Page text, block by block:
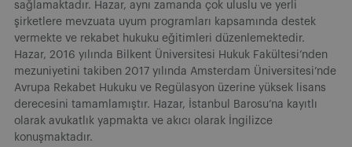
sağlamaktadır. Hazar, aynı zamanda çok uluslu ve yerli
şirketlere mevzuata uyum programları kapsamında destek
vermekte ve rekabet hukuku eğitimleri düzenlemektedir.
Hazar, 2016 yılında Bilkent Üniversitesi Hukuk Fakültesi’nden
mezuniyetini takiben 2017 yılında Amsterdam Üniversitesi’nde
Avrupa Rekabet Hukuku ve Regülasyon üzerine yüksek lisans
derecesini tamamlamıştır. Hazar, İstanbul Barosu’na kayıtlı
olarak avukatlık yapmakta ve akıcı olarak İngilizce
konuşmaktadır.